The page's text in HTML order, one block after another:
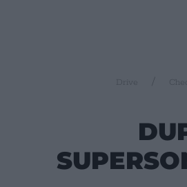
Drive